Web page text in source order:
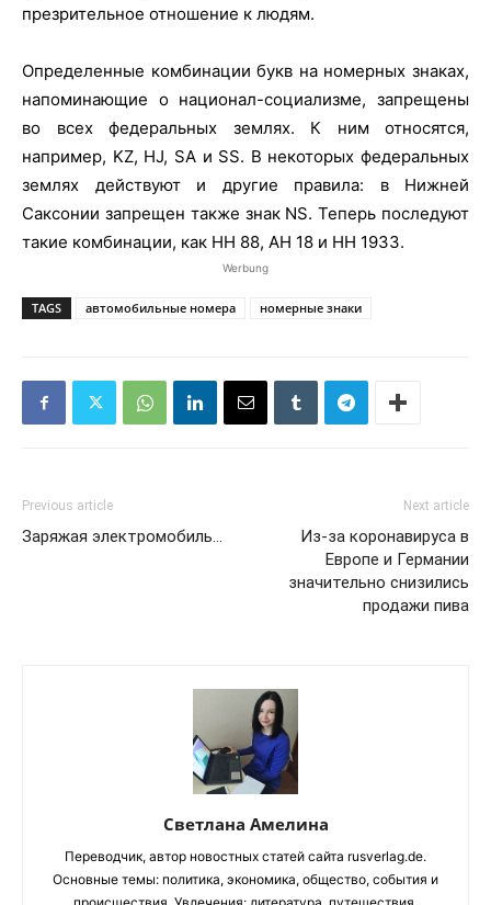
презрительное отношение к людям.
Определенные комбинации букв на номерных знаках,
напоминающие о национал-социализме, запрещены
во всех федеральных землях. К ним относятся,
например, KZ, HJ, SA и SS. В некоторых федеральных
землях действуют и другие правила: в Нижней
Саксонии запрещен также знак NS. Теперь последуют
такие комбинации, как HH 88, AH 18 и HH 1933.
Werbung
TAGS автомобильные номера номерные знаки
Previous article
Заряжая электромобиль…
Next article
Из-за коронавируса в
Европе и Германии
значительно снизились
продажи пива
Светлана Амелина
Переводчик, автор новостных статей сайта rusverlag.de.
Основные темы: политика, экономика, общество, события и